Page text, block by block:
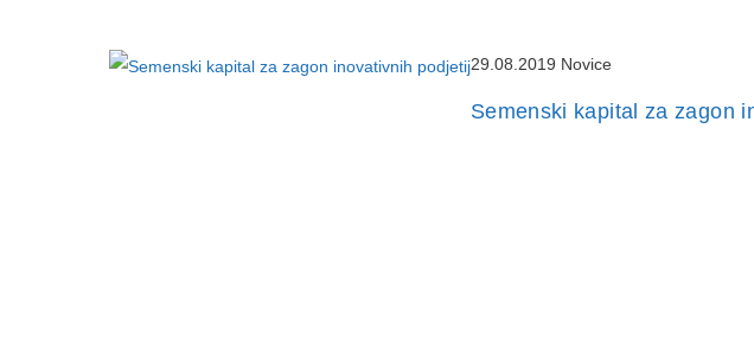
29.08.2019 Novice
Semenski kapital za zagon